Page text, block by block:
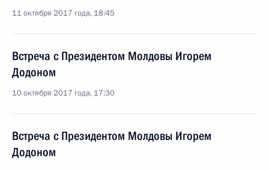
11 октября 2017 года, 18:45
Встреча с Президентом Молдовы Игорем
Додоном
10 октября 2017 года, 17:30
Встреча с Президентом Молдовы Игорем
Додоном